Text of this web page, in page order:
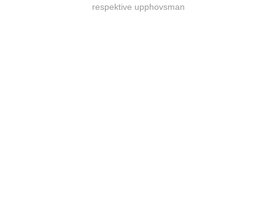
respektive upphovsman